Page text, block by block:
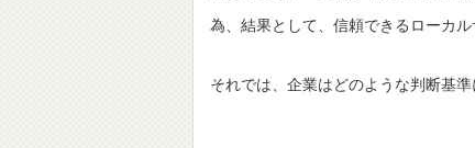
為、結果として、信頼できるローカ
それでは、企業はどのような判断基